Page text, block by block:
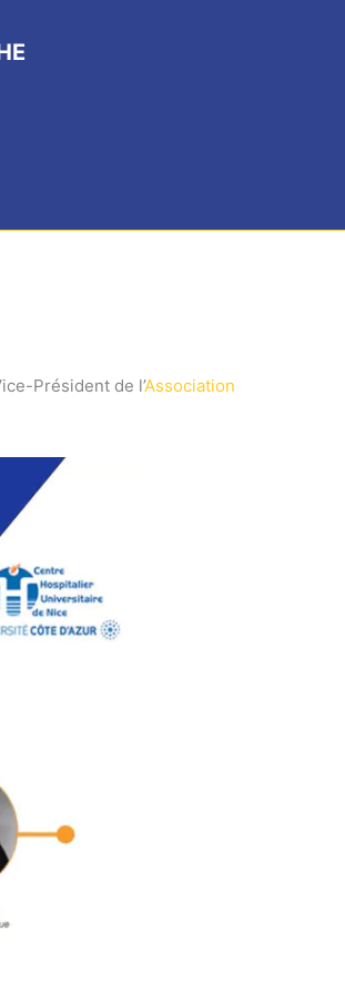
Président de l’Association